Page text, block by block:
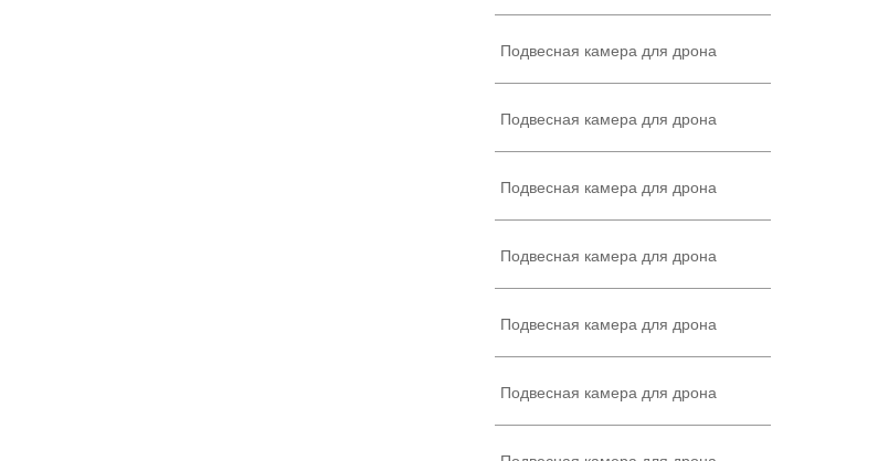
Подвесная камера для дрона
Подвесная камера для дрона
Подвесная камера для дрона
Подвесная камера для дрона
Подвесная камера для дрона
Подвесная камера для дрона